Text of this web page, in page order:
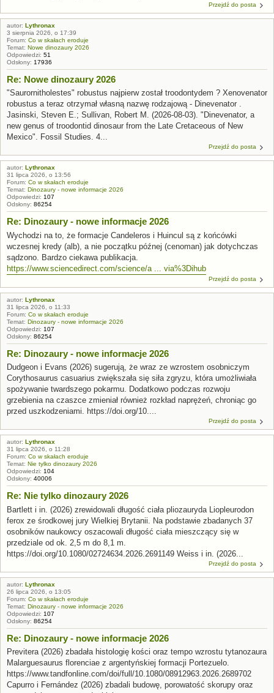
Przejdź do posta
autor: Lythronax
3 sierpnia 2026, o 17:39
Forum: Co w skałach eroduje
Temat: Nowe dinozaury 2026
Odpowiedzi: 51
Odsłony: 17936
Re: Nowe dinozaury 2026
"Saurornitholestes" robustus najpierw został troodontydem ? Xenovenator
robustus a teraz otrzymał własną nazwę rodzajową - Dinevenator .
Jasinski, Steven E.; Sullivan, Robert M. (2026-08-03). "Dinevenator, a
new genus of troodontid dinosaur from the Late Cretaceous of New
Mexico". Fossil Studies. 4...
Przejdź do posta
autor: Lythronax
31 lipca 2026, o 13:56
Forum: Co w skałach eroduje
Temat: Dinozaury - nowe informacje 2026
Odpowiedzi: 107
Odsłony: 86254
Re: Dinozaury - nowe informacje 2026
Wychodzi na to, że formacje Candeleros i Huincul są z końcówki
wczesnej kredy (alb), a nie początku późnej (cenoman) jak dotychczas
sądzono. Bardzo ciekawa publikacja.
https://www.sciencedirect.com/science/a ... via%3Dihub
Przejdź do posta
autor: Lythronax
31 lipca 2026, o 11:33
Forum: Co w skałach eroduje
Temat: Dinozaury - nowe informacje 2026
Odpowiedzi: 107
Odsłony: 86254
Re: Dinozaury - nowe informacje 2026
Dudgeon i Evans (2026) sugerują, że wraz ze wzrostem osobniczym
Corythosaurus casuarius zwiększała się siła zgryzu, która umożliwiała
spożywanie twardszego pokarmu. Dodatkowo podczas rozwoju
grzebienia na czaszce zmieniał również rozkład naprężeń, chroniąc go
przed uszkodzeniami. https://doi.org/10....
Przejdź do posta
autor: Lythronax
31 lipca 2026, o 11:28
Forum: Co w skałach eroduje
Temat: Nie tylko dinozaury 2026
Odpowiedzi: 104
Odsłony: 40006
Re: Nie tylko dinozaury 2026
Bartlett i in. (2026) zrewidowali długość ciała pliozauryda Liopleurodon
ferox ze środkowej jury Wielkiej Brytanii. Na podstawie zbadanych 37
osobników naukowcy oszacowali długość ciała mieszczący się w
przedziale od ok. 2,5 m do 8,1 m.
https://doi.org/10.1080/02724634.2026.2691149 Weiss i in. (2026...
Przejdź do posta
autor: Lythronax
26 lipca 2026, o 13:05
Forum: Co w skałach eroduje
Temat: Dinozaury - nowe informacje 2026
Odpowiedzi: 107
Odsłony: 86254
Re: Dinozaury - nowe informacje 2026
Previtera (2026) zbadała histologię kości oraz tempo wzrostu tytanozaura
Malarguesaurus florenciae z argentyńskiej formacji Portezuelo.
https://www.tandfonline.com/doi/full/10.1080/08912963.2026.2689702
Capurro i Fernández (2026) zbadali budowę, porowatość skorupy oraz